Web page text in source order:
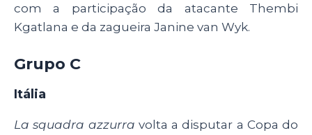
com a participação da atacante Thembi
Kgatlana e da zagueira Janine van Wyk.
Grupo C
Itália
La squadra azzurra volta a disputar a Copa do